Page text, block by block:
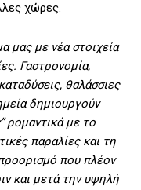
χώρες.
μας με νέα στοιχεία
Γαστρονομία,
θαλάσσιες
δημιουργούν
ρομαντικά με το
παραλίες και τη
που πλέον
και μετά την υψηλή